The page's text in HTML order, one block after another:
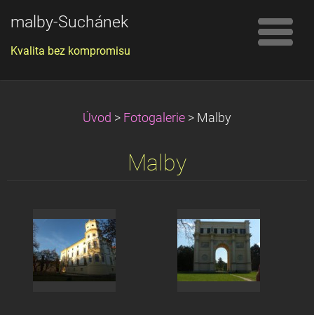
malby-Suchánek
Kvalita bez kompromisu
Úvod > Fotogalerie > Malby
Malby